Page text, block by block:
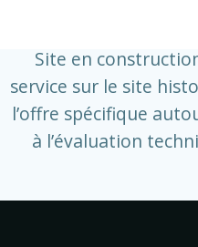
Site en
service sur le site
l’offre spécifique
à l’évaluation